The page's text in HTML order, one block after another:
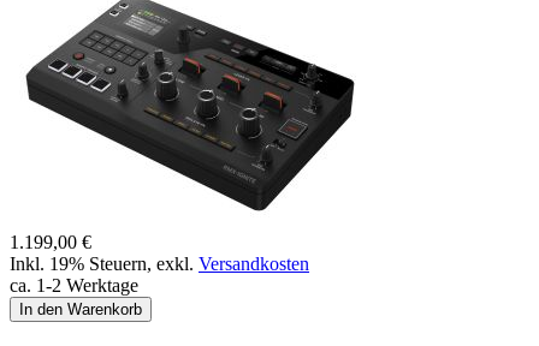
1.199,00 €
Inkl. 19% Steuern, exkl. Versandkosten
ca. 1-2 Werktage
In den Warenkorb